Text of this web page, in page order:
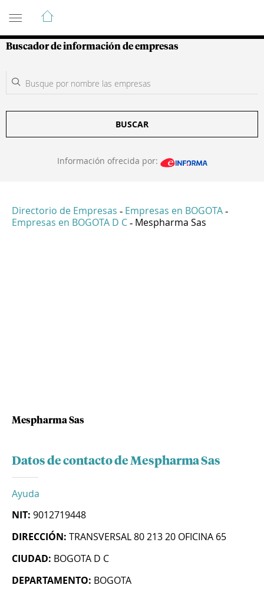
Guía de Empresas Colombianas
Buscador de información de empresas
BUSCAR
Información ofrecida por:
Directorio de Empresas - Empresas en BOGOTA -
Empresas en BOGOTA D C - Mespharma Sas
Mespharma Sas
Datos de contacto de Mespharma Sas
Ayuda
NIT: 9012719448
DIRECCIÓN: TRANSVERSAL 80 213 20 OFICINA 65
CIUDAD: BOGOTA D C
DEPARTAMENTO: BOGOTA